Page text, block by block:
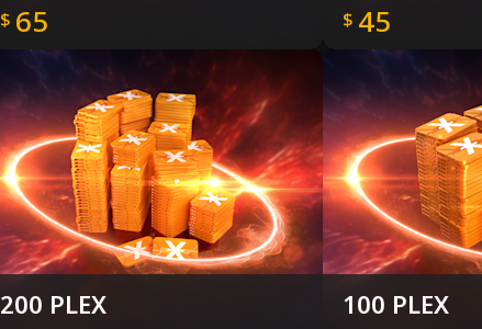
$ 65
$ 45
200 PLEX 100 PLEX